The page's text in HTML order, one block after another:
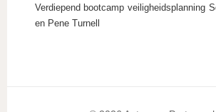
Verdiepend bootcamp veiligheidsplanning
en Pene Turnell